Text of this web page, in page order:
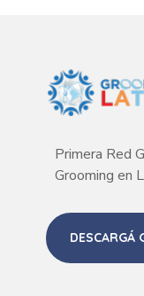
Primera Red
Grooming en
DESCARGÁ